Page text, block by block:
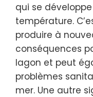
qui se
température.
produire à
conséquences
lagon et peut
problèmes
mer. Une autre